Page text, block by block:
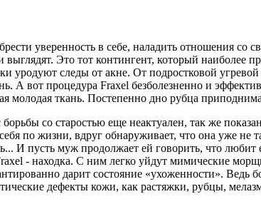
уверенность в себе, наладить отношения со
Это тот контингент, который наиболее
следы от акне. От подростковой
А вот процедура Fraxel безболезненно и
молодая ткань. Постепенно дно рубца
со старостью еще неактуален, так же
по жизни, вдруг обнаруживает, что она уже не
И пусть муж продолжает ей говорить, что
- находка. С ним легко уйдут мимические
дарит состояние «ухоженности». Ведь
дефекты кожи, как растяжки, рубцы,